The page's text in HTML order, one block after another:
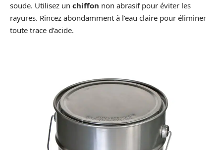
soude. Utilisez un chiffon non abrasif pour éviter les
rayures. Rincez abondamment à l’eau claire pour éliminer
toute trace d’acide.